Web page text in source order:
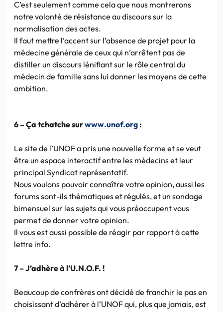
C’est seulement comme cela que nous montrerons
notre volonté de résistance au discours sur la
normalisation des actes.
Il faut mettre l’accent sur l’absence de projet pour la
médecine générale de ceux qui n’arrêtent pas de
distiller un discours lénifiant sur le rôle central du
médecin de famille sans lui donner les moyens de cette
ambition.
6 – Ça tchatche surwww.unof.org :
Le site de l’UNOF a pris une nouvelle forme et se veut
être un espace interactif entre les médecins et leur
principal Syndicat représentatif.
Nous voulons pouvoir connaître votre opinion, aussi les
forums sont-ils thématiques et régulés, et un sondage
bimensuel sur les sujets qui vous préoccupent vous
permet de donner votre opinion.
Il vous est aussi possible de réagir par rapport à cette
lettre info.
7 – J’adhère à l’U.N.O.F. !
Beaucoup de confrères ont décidé de franchir le pas en
choisissant d’adhérer à l’UNOF qui, plus que jamais, est